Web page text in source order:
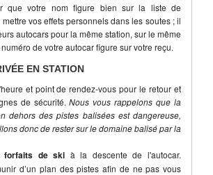
que votre nom figure bien sur la liste de
vos effets personnels dans les soutes ; il
autocars pour la même station, sur le même
de votre autocar figure sur votre reçu.
EN STATION
et point de rendez-vous pour le retour et
de sécurité.Nous vous rappelons que la
dehors des pistes balisées est dangereuse,
donc de rester sur le domaine balisé par la
forfaits de ski à la descente de l'autocar.
d’un plan des pistes afin de ne pas vous